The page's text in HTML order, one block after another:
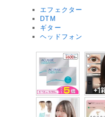
エフェクター
DTM
ギター
ヘッドフォン